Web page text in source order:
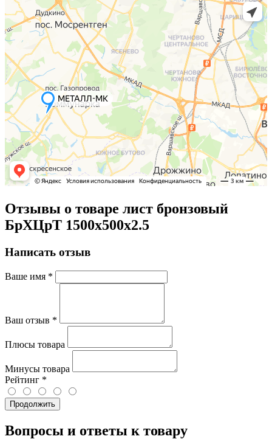
Отзывы о товаре лист бронзовый
БрХЦрТ 1500х500х2.5
Написать отзыв
Ваше имя *
Ваш отзыв *
Плюсы товара
Минусы товара
Рейтинг *
Продолжить
Вопросы и ответы к товару